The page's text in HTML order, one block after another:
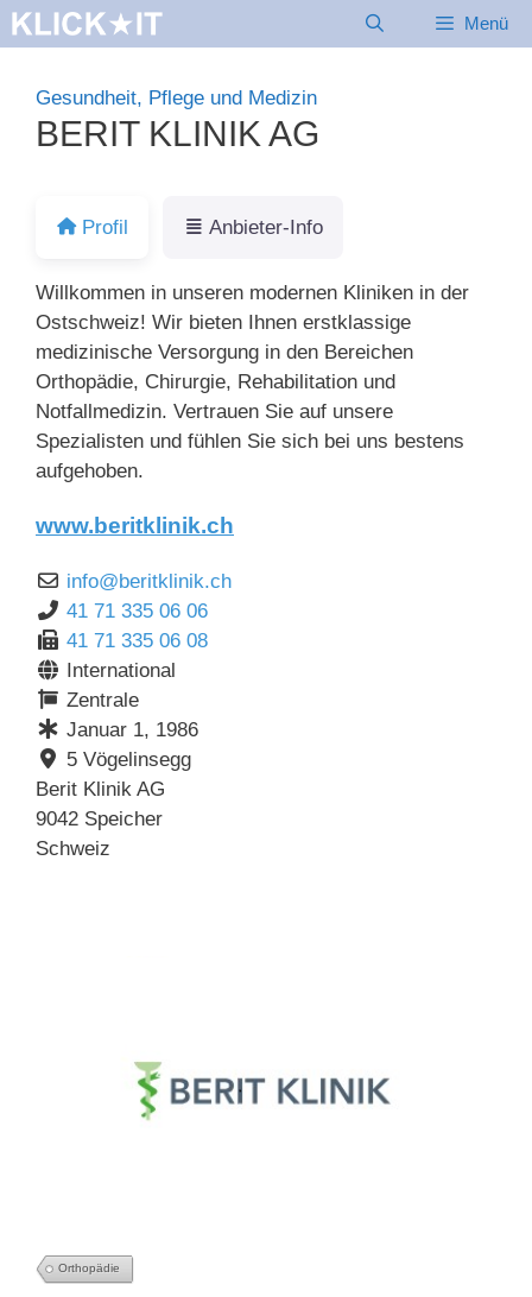
Zum
Inhalt
Menü
Gesundheit, Pflege und Medizin
BERIT KLINIK AG
Profil Anbieter-Info
Willkommen in unseren modernen Kliniken in der
Ostschweiz! Wir bieten Ihnen erstklassige
medizinische Versorgung in den Bereichen
Orthopädie, Chirurgie, Rehabilitation und
Notfallmedizin. Vertrauen Sie auf unsere
Spezialisten und fühlen Sie sich bei uns bestens
aufgehoben.
www.beritklinik.ch
info@beritklinik.ch
41 71 335 06 06
41 71 335 06 08
International
Zentrale
Januar 1, 1986
5 Vögelinsegg
Berit Klinik AG
9042 Speicher
Schweiz
Orthopädie